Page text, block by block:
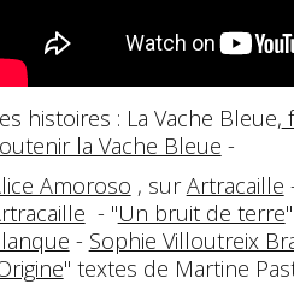
histoires : La Vache Bleue,
la Vache Bleue -
Amoroso , surArtracaille
- "Un bruit de terre
- Sophie Villoutreix
" textes de Martine